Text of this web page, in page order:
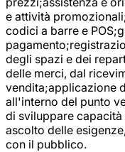
e attività
codici a barre e
degli spazi e dei
delle merci, dal
vendita;applicazione
all'interno del punto
di sviluppare
ascolto delle
con il pubblico.